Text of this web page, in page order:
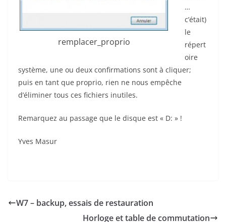
remplacer_proprio
…
c’était)
le
répert
oire
système, une ou deux confirmations sont à cliquer;
puis en tant que proprio, rien ne nous empêche
d’éliminer tous ces fichiers inutiles.
Remarquez au passage que le disque est « D: » !
Yves Masur
W7 – backup, essais de restauration
Horloge et table de commutation